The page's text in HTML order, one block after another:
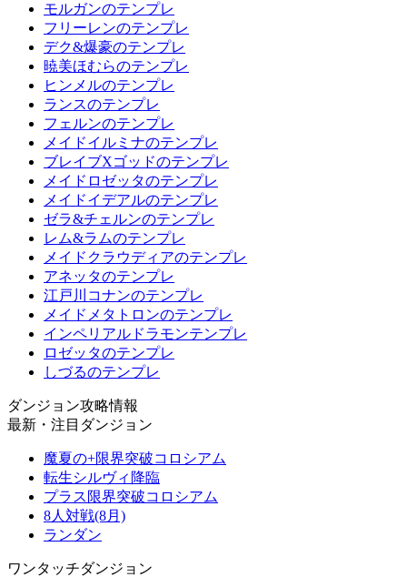
モルガンのテンプレ
フリーレンのテンプレ
デク&爆豪のテンプレ
暁美ほむらのテンプレ
ヒンメルのテンプレ
ランスのテンプレ
フェルンのテンプレ
メイドイルミナのテンプレ
ブレイブXゴッドのテンプレ
メイドロゼッタのテンプレ
メイドイデアルのテンプレ
ゼラ&チェルンのテンプレ
レム&ラムのテンプレ
メイドクラウディアのテンプレ
アネッタのテンプレ
江戸川コナンのテンプレ
メイドメタトロンのテンプレ
インペリアルドラモンテンプレ
ロゼッタのテンプレ
しづるのテンプレ
ダンジョン攻略情報
最新・注目ダンジョン
魔夏の+限界突破コロシアム
転生シルヴィ降臨
プラス限界突破コロシアム
8人対戦(8月)
ランダン
ワンタッチダンジョン